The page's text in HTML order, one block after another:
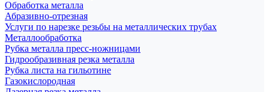
Обработка металла
Абразивно-отрезная
Услуги по нарезке резьбы на металлических трубах
Металлообработка
Рубка металла пресс-ножницами
Гидрообразивная резка металла
Рубка листа на гильотине
Газокислородная